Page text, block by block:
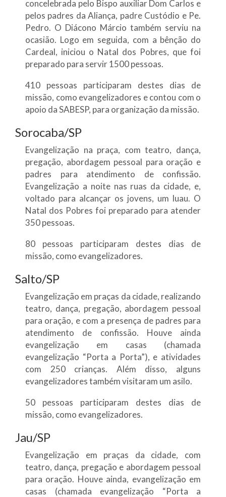
concelebrada pelo Bispo auxiliar Dom Carlos e
pelos padres da Aliança, padre Custódio e Pe.
Pedro. O Diácono Márcio também serviu na
ocasião. Logo em seguida, com a bênção do
Cardeal, iniciou o Natal dos Pobres, que foi
preparado para servir 1500 pessoas.
410 pessoas participaram destes dias de
missão, como evangelizadores e contou com o
apoio da SABESP, para organização da missão.
Sorocaba/SP
Evangelização na praça, com teatro, dança,
pregação, abordagem pessoal para oração e
padres para atendimento de confissão.
Evangelização a noite nas ruas da cidade, e,
voltado para alcançar os jovens, um luau. O
Natal dos Pobres foi preparado para atender
350 pessoas.
80 pessoas participaram destes dias de
missão, como evangelizadores.
Salto/SP
Evangelização em praças da cidade, realizando
teatro, dança, pregação, abordagem pessoal
para oração, e com a presença de padres para
atendimento de confissão. Houve ainda
evangelização em casas (chamada
evangelização “Porta a Porta”), e atividades
com 250 crianças. Além disso, alguns
evangelizadores também visitaram um asilo.
50 pessoas participaram destes dias de
missão, como evangelizadores.
Jau/SP
Evangelização em praças da cidade, com
teatro, dança, pregação e abordagem pessoal
para oração. Houve ainda, evangelização em
casas (chamada evangelização “Porta a